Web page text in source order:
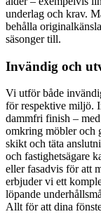
underlag och krav.
behålla
säsonger till.
Invändig och
Vi utför både
för respektive miljö.
dammfri finish –
omkring möbler och
skikt och täta
och fastighetsägare
eller fasadvis för att
erbjuder vi ett
löpande
Allt för att dina